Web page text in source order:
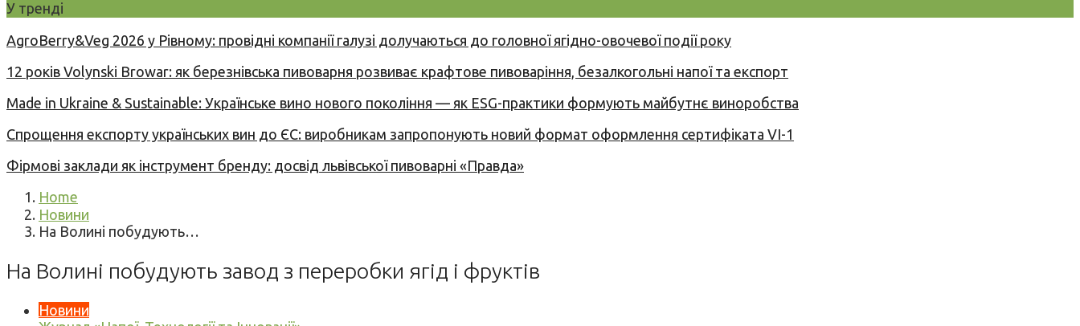
У тренді
AgroBerry&Veg 2026 у Рівному: провідні компанії галузі долучаються до головної ягідно-овочевої події року
12 років Volynski Browar: як березнівська пивоварня розвиває крафтове пивоваріння, безалкогольні напої та експорт
Made in Ukraine & Sustainable: Українське вино нового покоління — як ESG-практики формують майбутнє виноробства
Спрощення експорту українських вин до ЄС: виробникам запропонують новий формат оформлення сертифіката VI-1
Фірмові заклади як інструмент бренду: досвід львівської пивоварні «Правда»
Home
Новини
На Волині побудують…
На Волині побудують завод з переробки ягід і фруктів
Новини